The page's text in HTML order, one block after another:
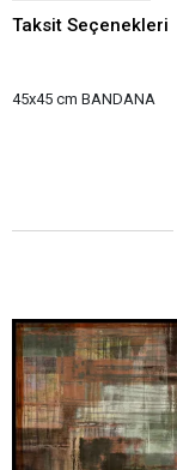
Taksit Seçenekleri
45x45 cm BANDANA